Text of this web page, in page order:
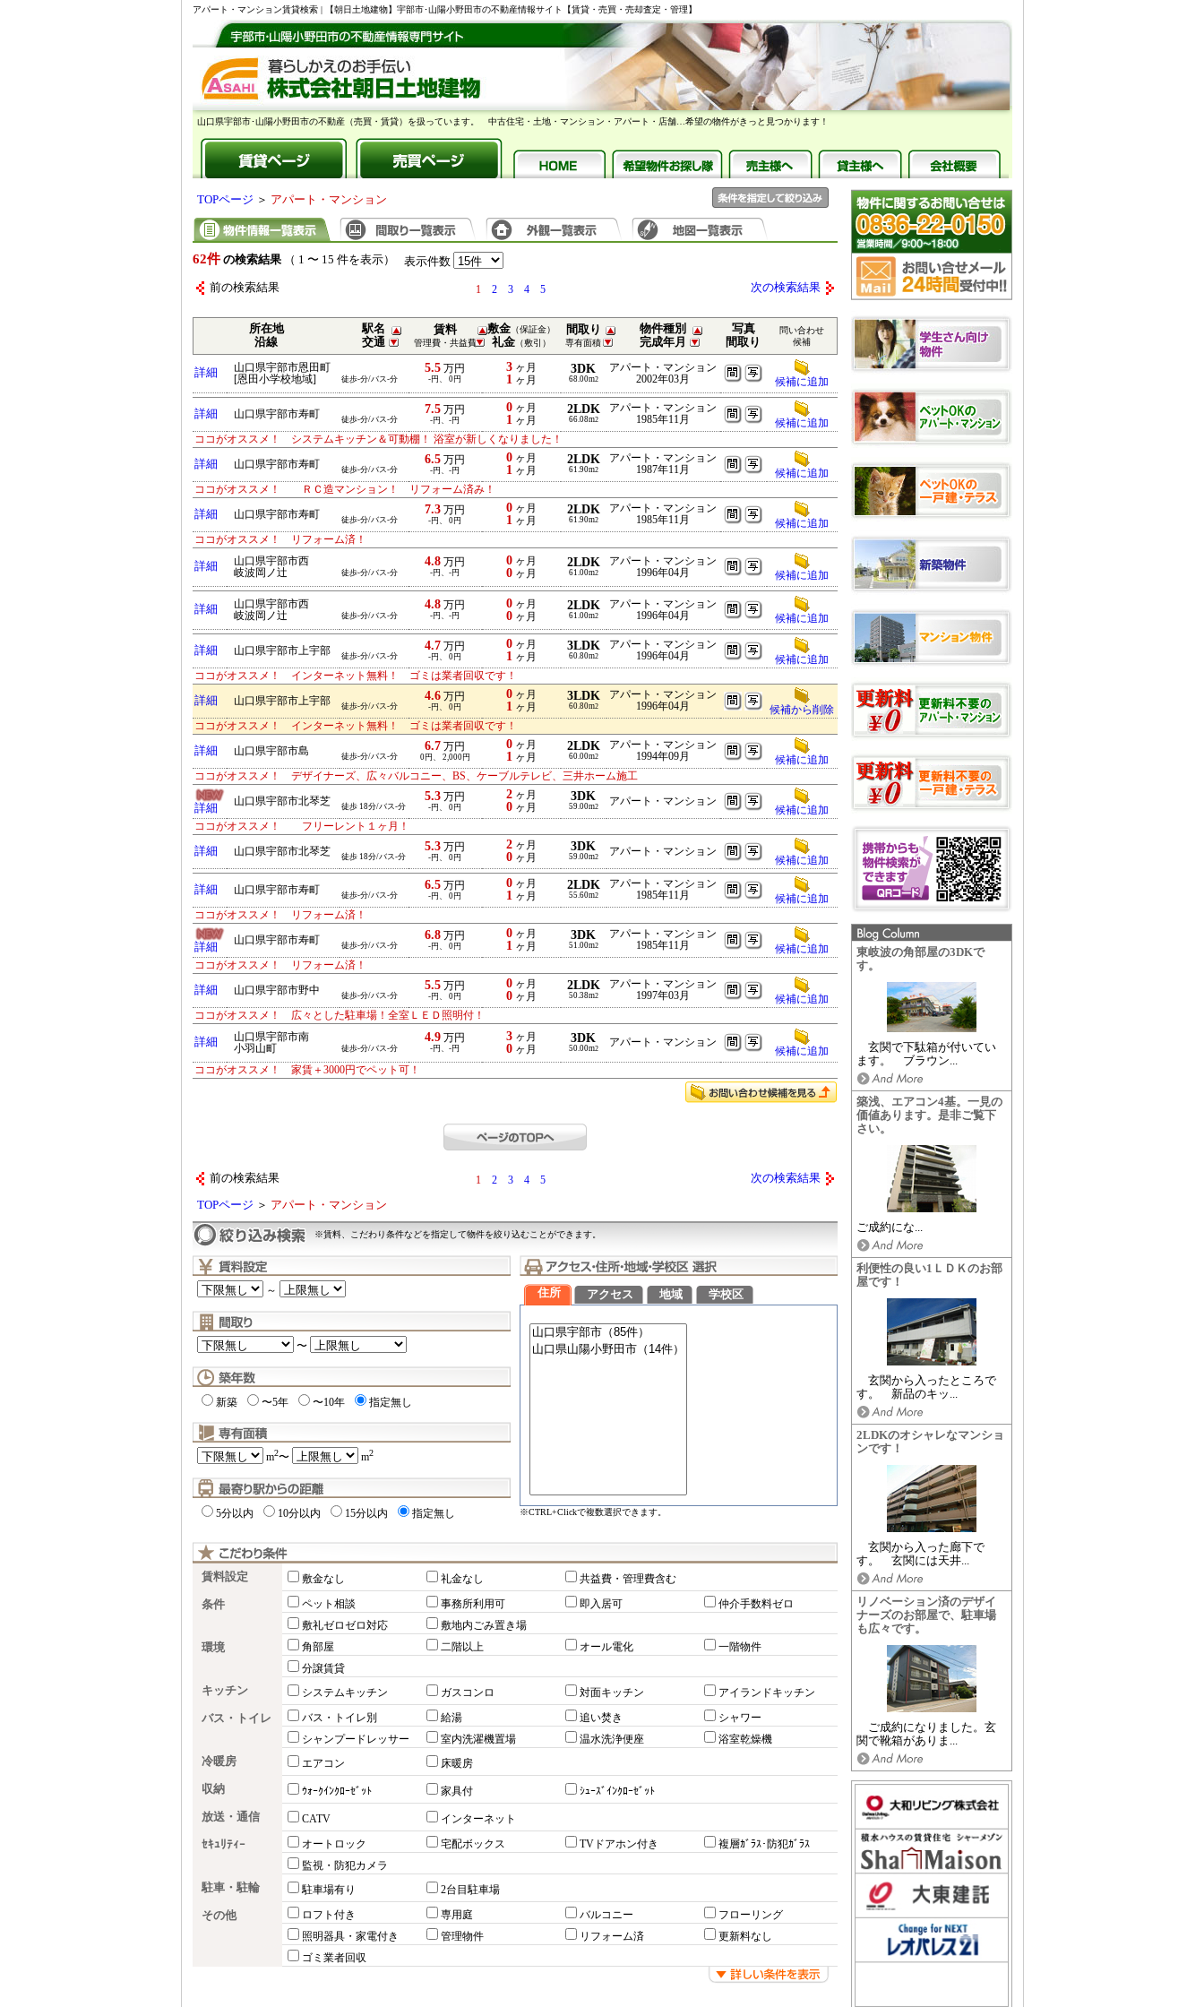
アパート・マンション賃貸検索 | 【朝日土地建物】宇部市･山陽小野田市の不動産情報サイト【賃貸・売買・売却査定・管理】
山口県宇部市･山陽小野田市の不動産（売買・賃貸）を扱っています。 中古住宅・土地・マンション・アパート・店舗…希望の物件がきっと見つかります！
東岐波の角部屋の3DKで
す。
玄関で下駄箱が付いてい
ます。 ブラウン...
築浅、エアコン4基。一見の
価値あります。是非ご覧下
さい。
ご成約にな...
利便性の良い1ＬＤＫのお部
屋です！
玄関から入ったところで
す。 新品のキッ...
2LDKのオシャレなマンショ
ンです！
玄関から入った廊下で
す。 玄関には天井...
リノベーション済のデザイ
ナーズのお部屋で、駐車場
も広々です。
ご成約になりました。玄
関で靴箱がありま...
TOPページ ＞ アパート・マンション
62件 の検索結果（ 1 〜 15 件を表示） 表示件数
前の検索結果 1 2 3 4 5 次の検索結果
所在地
沿線
駅名
交通
賃料
管理費・共益費
敷金（保証金）
礼金（敷引）
間取り
専有面積
物件種別
完成年月
写真
間取り
問い合わせ
候補
詳細
山口県宇部市恩田町
[恩田小学校地域]
徒歩-分/バス-分
5.5 万円
-円、 0円
3ヶ月
1 ヶ月
3DK
68.00m2
アパート・マンション
2002年03月
候補に追加
詳細 山口県宇部市寿町 徒歩-分/バス-分
7.5 万円
-円、-円
0ヶ月
1 ヶ月
2LDK
66.08m2
アパート・マンション
1985年11月
候補に追加
ココがオススメ！ システムキッチン＆可動棚！ 浴室が新しくなりました！
詳細 山口県宇部市寿町 徒歩-分/バス-分
6.5 万円
-円、-円
0ヶ月
1 ヶ月
2LDK
61.90m2
アパート・マンション
1987年11月
候補に追加
ココがオススメ！ ＲＣ造マンション！ リフォーム済み！
詳細 山口県宇部市寿町 徒歩-分/バス-分
7.3 万円
-円、 0円
0ヶ月
1 ヶ月
2LDK
61.90m2
アパート・マンション
1985年11月
候補に追加
ココがオススメ！ リフォーム済！
詳細
山口県宇部市西
岐波岡ノ辻
徒歩-分/バス-分
4.8 万円
-円、-円
0ヶ月
0ヶ月
2LDK
61.00m2
アパート・マンション
1996年04月
候補に追加
詳細
山口県宇部市西
岐波岡ノ辻
徒歩-分/バス-分
4.8 万円
-円、-円
0ヶ月
0ヶ月
2LDK
61.00m2
アパート・マンション
1996年04月
候補に追加
詳細 山口県宇部市上宇部 徒歩-分/バス-分
4.7 万円
-円、 0円
0ヶ月
1 ヶ月
3LDK
60.80m2
アパート・マンション
1996年04月
候補に追加
ココがオススメ！ インターネット無料！ ゴミは業者回収です！
詳細 山口県宇部市上宇部 徒歩-分/バス-分
4.6 万円
-円、 0円
0ヶ月
1 ヶ月
3LDK
60.80m2
アパート・マンション
1996年04月
候補から削除
ココがオススメ！ インターネット無料！ ゴミは業者回収です！
詳細 山口県宇部市島 徒歩-分/バス-分
6.7 万円
0円、 2,000円
0ヶ月
1 ヶ月
2LDK
60.00m2
アパート・マンション
1994年09月
候補に追加
ココがオススメ！ デザイナーズ、広々バルコニー、BS、ケーブルテレビ、三井ホーム施工
詳細
山口県宇部市北琴芝 徒歩 18分/バス-分
5.3 万円
-円、 0円
2ヶ月
0ヶ月
3DK
59.00m2
アパート・マンション
候補に追加
ココがオススメ！ フリーレント１ヶ月！
詳細 山口県宇部市北琴芝 徒歩 18分/バス-分
5.3 万円
-円、 0円
2ヶ月
0ヶ月
3DK
59.00m2
アパート・マンション
候補に追加
詳細 山口県宇部市寿町 徒歩-分/バス-分
6.5 万円
-円、 0円
0ヶ月
1 ヶ月
2LDK
55.60m2
アパート・マンション
1985年11月
候補に追加
ココがオススメ！ リフォーム済！
詳細
山口県宇部市寿町 徒歩-分/バス-分
6.8 万円
-円、 0円
0ヶ月
1 ヶ月
3DK
51.00m2
アパート・マンション
1985年11月
候補に追加
ココがオススメ！ リフォーム済！
詳細 山口県宇部市野中 徒歩-分/バス-分
5.5 万円
-円、 0円
0ヶ月
0ヶ月
2LDK
50.38m2
アパート・マンション
1997年03月
候補に追加
ココがオススメ！ 広々とした駐車場！全室ＬＥＤ照明付！
詳細
山口県宇部市南
小羽山町
徒歩-分/バス-分
4.9 万円
-円、-円
3ヶ月
0ヶ月
3DK
50.00m2
アパート・マンション
候補に追加
ココがオススメ！ 家賃＋3000円でペット可！
前の検索結果 1 2 3 4 5 次の検索結果
TOPページ ＞ アパート・マンション
※賃料、こだわり条件などを指定して物件を絞り込むことができます。
～
〜
新築 〜5年 〜10年 指定無し
m2〜 m2
5分以内 10分以内 15分以内 指定無し
住所 アクセス 地域 学校区
※CTRL+Clickで複数選択できます。
賃料設定 敷金なし 礼金なし 共益費・管理費含む
条件 ペット相談 事務所利用可 即入居可
仲介手数料ゼロ
敷礼ゼロゼロ対応
敷地内ごみ置き場
環境 角部屋 二階以上 オール電化
一階物件
分譲賃貸
キッチン システムキッチン ガスコンロ 対面キッチン アイランドキッチン
バス・トイレ バス・トイレ別 給湯 追い焚き
シャワー
シャンプードレッサー
室内洗濯機置場 温水洗浄便座 浴室乾燥機
冷暖房 エアコン 床暖房
収納 ｳｫｰｸｲﾝｸﾛｰｾﾞｯﾄ 家具付 ｼｭｰｽﾞｲﾝｸﾛｰｾﾞｯﾄ
放送・通信 CATV インターネット
ｾｷｭﾘﾃｨｰ オートロック 宅配ボックス TVドアホン付き
複層ｶﾞﾗｽ･防犯ｶﾞﾗｽ
監視・防犯カメラ
駐車・駐輪 駐車場有り 2台目駐車場
その他 ロフト付き 専用庭 バルコニー
フローリング
照明器具・家電付き
管理物件 リフォーム済
更新料なし
ゴミ業者回収